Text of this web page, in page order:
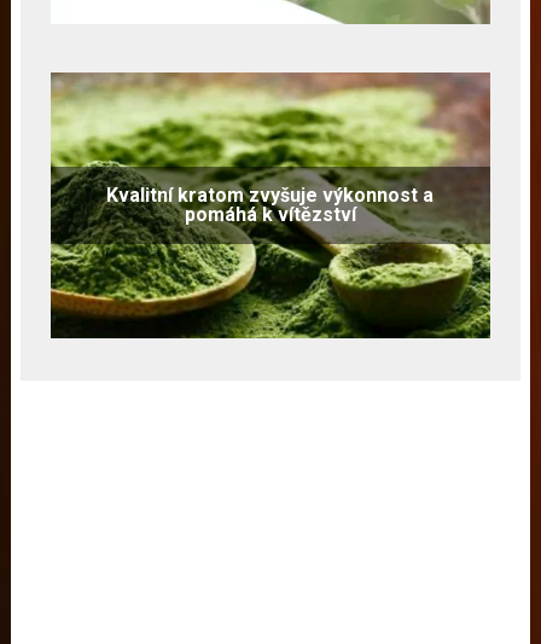
Kvalitní kratom zvyšuje výkonnost a
pomáhá k vítězství